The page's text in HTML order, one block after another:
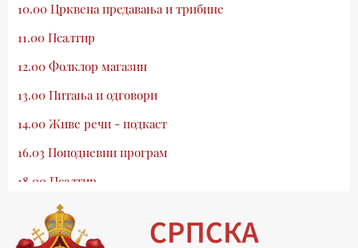
10.00 Црквена предавања и трибине
11.00 Псалтир
12.00 Фолклор магазин
13.00 Питања и одговори
14.00 Живе речи - подкаст
16.03 Поподневни програм
18.00 Псалтир
19.03 Млади у Цркви
19.30 Вечерње молитве